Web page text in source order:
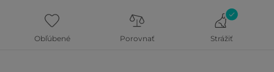
Obľúbené Porovnať Strážiť